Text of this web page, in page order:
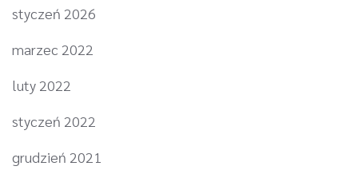
styczeń 2026
marzec 2022
luty 2022
styczeń 2022
grudzień 2021